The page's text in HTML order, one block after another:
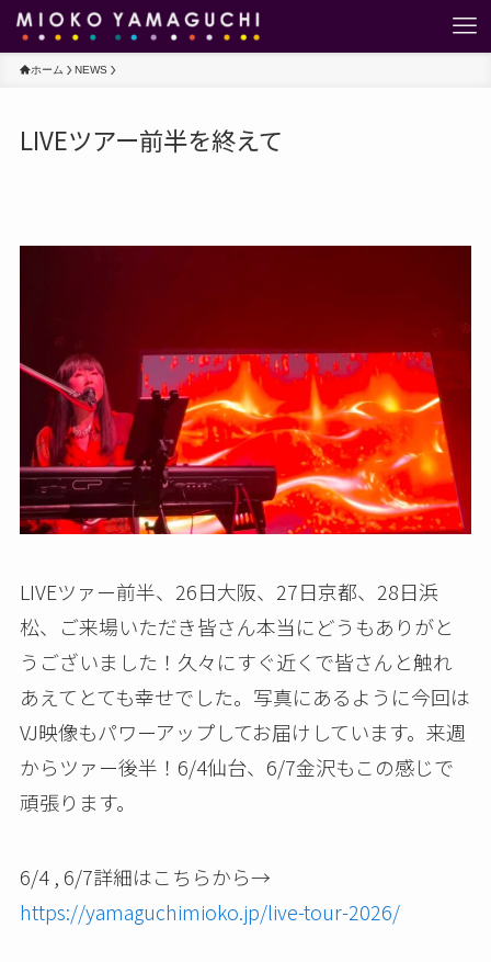
ホーム NEWS
LIVEツアー前半を終えて
LIVEツァー前半、26日大阪、27日京都、28日浜
松、ご来場いただき皆さん本当にどうもありがと
うございました！久々にすぐ近くで皆さんと触れ
あえてとても幸せでした。写真にあるように今回は
VJ映像もパワーアップしてお届けしています。来週
からツァー後半！6/4仙台、6/7金沢もこの感じで
頑張ります。
6/4 , 6/7詳細はこちらから→
https://yamaguchimioko.jp/live-tour-2026/